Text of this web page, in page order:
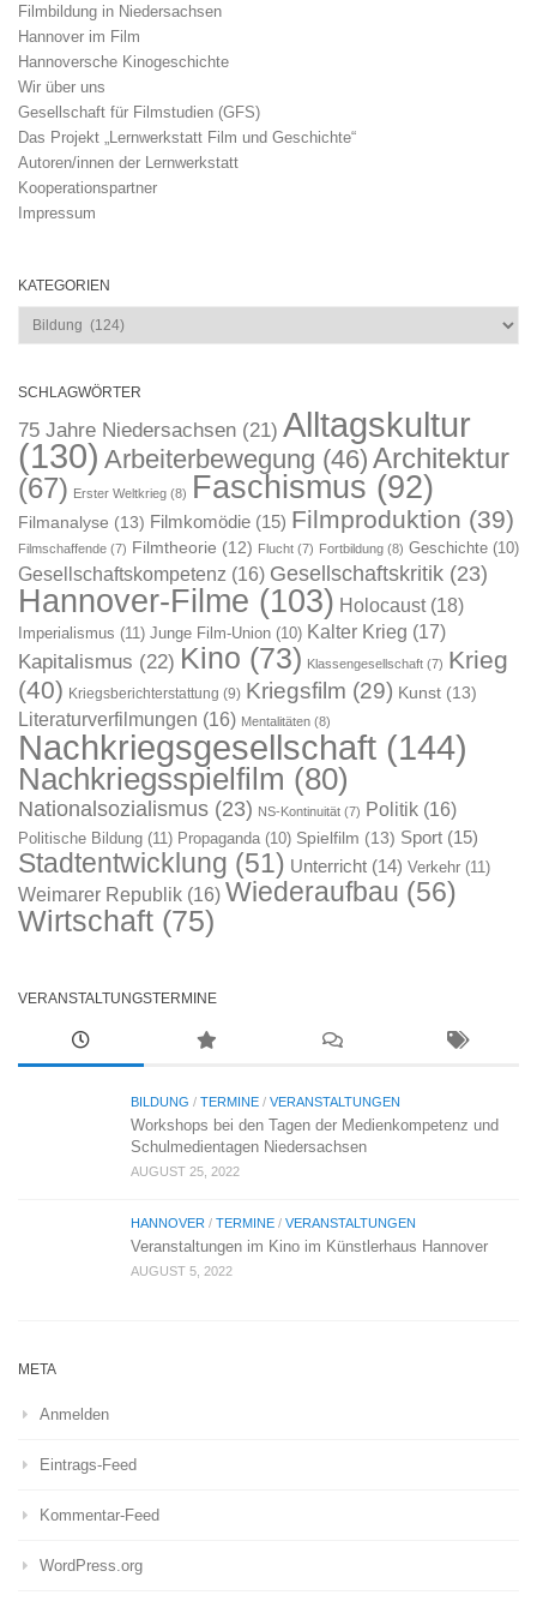
Filmbildung in Niedersachsen
Hannover im Film
Hannoversche Kinogeschichte
Wir über uns
Gesellschaft für Filmstudien (GFS)
Das Projekt „Lernwerkstatt Film und Geschichte“
Autoren/innen der Lernwerkstatt
Kooperationspartner
Impressum
KATEGORIEN
Kategorien
SCHLAGWÖRTER
75 Jahre Niedersachsen (21) Alltagskultur
(130) Arbeiterbewegung (46) Architektur
(67) Erster Weltkrieg (8) Faschismus (92)
Filmanalyse (13) Filmkomödie (15) Filmproduktion (39)
Filmschaffende (7) Filmtheorie (12) Flucht (7) Fortbildung (8) Geschichte (10)
Gesellschaftskompetenz (16) Gesellschaftskritik (23)
Hannover-Filme (103) Holocaust(18)
Imperialismus (11) Junge Film-Union (10) Kalter Krieg (17)
Kapitalismus (22) Kino (73) Klassengesellschaft (7) Krieg
(40) Kriegsberichterstattung (9) Kriegsfilm (29) Kunst (13)
Literaturverfilmungen (16) Mentalitäten (8)
Nachkriegsgesellschaft (144)
Nachkriegsspielfilm (80)
Nationalsozialismus (23) NS-Kontinuität (7) Politik (16)
Politische Bildung (11) Propaganda (10) Spielfilm (13) Sport (15)
Stadtentwicklung (51) Unterricht (14) Verkehr (11)
Weimarer Republik (16) Wiederaufbau (56)
Wirtschaft (75)
VERANSTALTUNGSTERMINE
BILDUNG / TERMINE / VERANSTALTUNGEN
Workshops bei den Tagen der Medienkompetenz und
Schulmedientagen Niedersachsen
AUGUST 25, 2022
HANNOVER / TERMINE / VERANSTALTUNGEN
Veranstaltungen im Kino im Künstlerhaus Hannover
AUGUST 5, 2022
META
Anmelden
Eintrags-Feed
Kommentar-Feed
WordPress.org